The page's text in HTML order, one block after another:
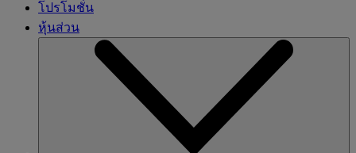
โปรโมชั่น
หุ้นส่วน